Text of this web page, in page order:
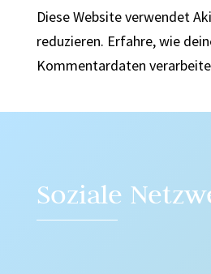
Diese Website verwendet
reduzieren. Erfahre, wie
Kommentardaten
Soziale